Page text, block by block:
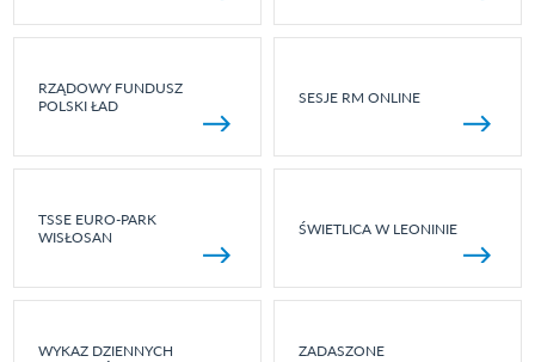
RZĄDOWY FUNDUSZ
POLSKI ŁAD
SESJE RM ONLINE
TSSE EURO-PARK
WISŁOSAN
ŚWIETLICA W LEONINIE
WYKAZ DZIENNYCH
ZADASZONE